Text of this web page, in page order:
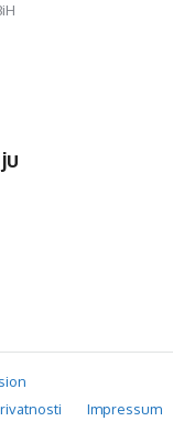
Impressum